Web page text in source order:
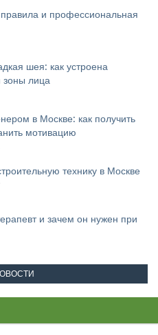
и профессиональная
шея: как устроена
зоны лица
в Москве: как получить
мотивацию
технику в Москве
и зачем он нужен при